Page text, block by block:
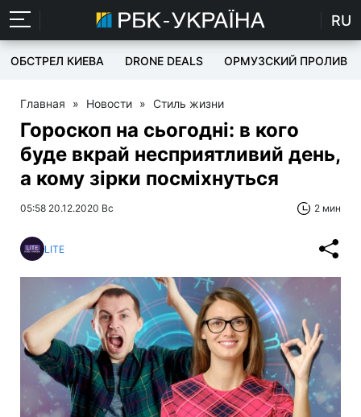
RU
ОБСТРЕЛ КИЕВА DRONE DEALS ОРМУЗСКИЙ ПРОЛИВ
Главная » Новости » Стиль жизни
Гороскоп на сьогодні: в кого
буде вкрай несприятливий день,
а кому зірки посміхнуться
05:58 20.12.2020 Вс 2 мин
LITE